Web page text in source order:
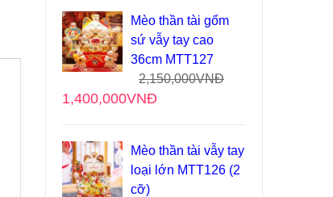
Mèo thần tài gốm
sứ vẫy tay cao
36cm MTT127
2,150,000VNĐ
1,400,000VNĐ
Mèo thần tài vẫy tay
loại lớn MTT126 (2
cỡ)